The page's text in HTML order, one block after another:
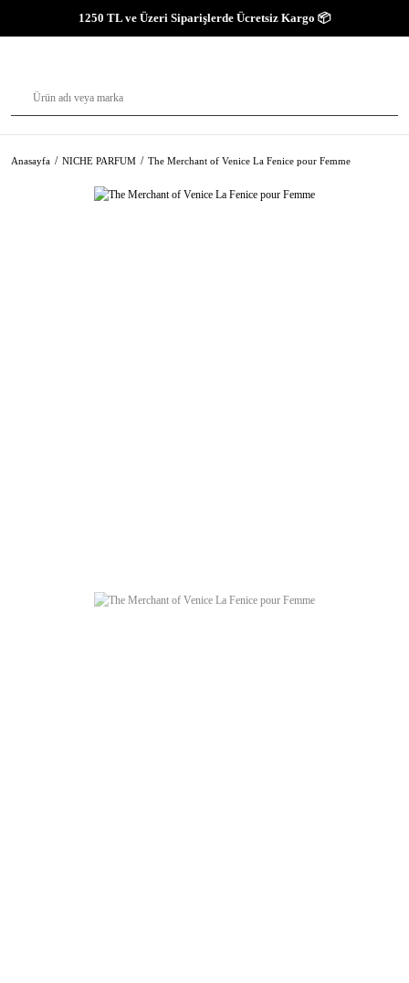
1250 TL ve Üzeri Siparişlerde Ücretsiz Kargo 📦
Anasayfa NICHE PARFUM The Merchant of Venice La Fenice pour Femme